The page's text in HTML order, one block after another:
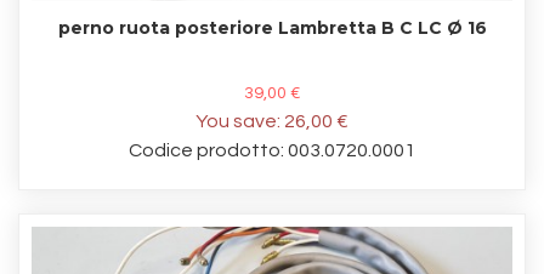
perno ruota posteriore Lambretta B C LC Ø 16
39,00 €
You save: 26,00 €
Codice prodotto: 003.0720.0001